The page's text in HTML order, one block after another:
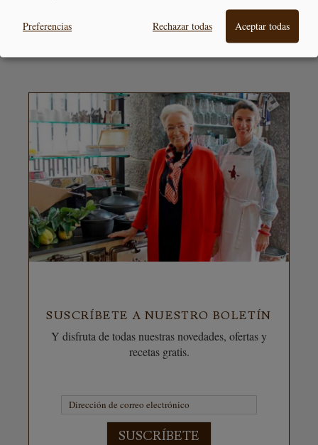
SUSCRÍBETE A NUESTRO BOLETÍN
Y disfruta de todas nuestras novedades, ofertas y
recetas gratis.
SUSCRÍBETE
Preferencias Rechazar todas Aceptar todas